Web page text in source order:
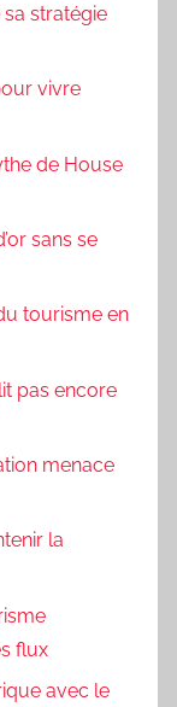
stratégie
vivre
de House
sans se
tourisme en
pas encore
menace
la
flux
avec le